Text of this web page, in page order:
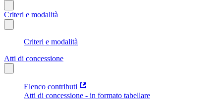
Criteri e modalità
Criteri e modalità
Atti di concessione
Elenco contributi
Atti di concessione - in formato tabellare